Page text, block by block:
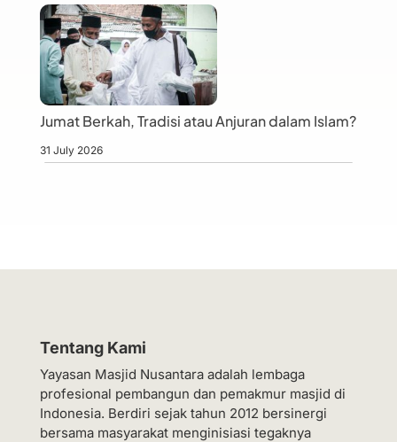
Jumat Berkah, Tradisi atau Anjuran dalam Islam?
31 July 2026
Tentang Kami
Yayasan Masjid Nusantara adalah lembaga
profesional pembangun dan pemakmur masjid di
Indonesia. Berdiri sejak tahun 2012 bersinergi
bersama masyarakat menginisiasi tegaknya